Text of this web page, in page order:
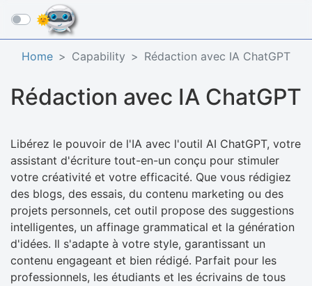
☰
Home Capability Rédaction avec IA ChatGPT
Rédaction avec IA ChatGPT
Libérez le pouvoir de l'IA avec l'outil AI ChatGPT, votre
assistant d'écriture tout-en-un conçu pour stimuler
votre créativité et votre efficacité. Que vous rédigiez
des blogs, des essais, du contenu marketing ou des
projets personnels, cet outil propose des suggestions
intelligentes, un affinage grammatical et la génération
d'idées. Il s'adapte à votre style, garantissant un
contenu engageant et bien rédigé. Parfait pour les
professionnels, les étudiants et les écrivains de tous